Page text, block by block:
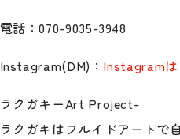
電話：070-9035-3948
Instagram(DM)： Instagramは
ラクガキーArt Project-
ラクガキはフルイドアートで